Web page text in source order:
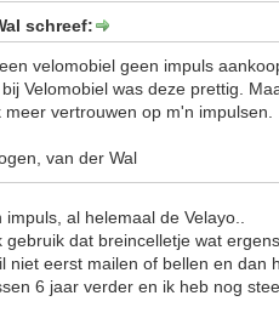
schreef:
velomobiel geen impuls
Velomobiel was deze prettig.
vertrouwen op m'n impulsen.
van der Wal
al helemaal de Velayo..
gebruik dat breincelletje wat
niet eerst mailen of bellen en
6 jaar verder en ik heb nog